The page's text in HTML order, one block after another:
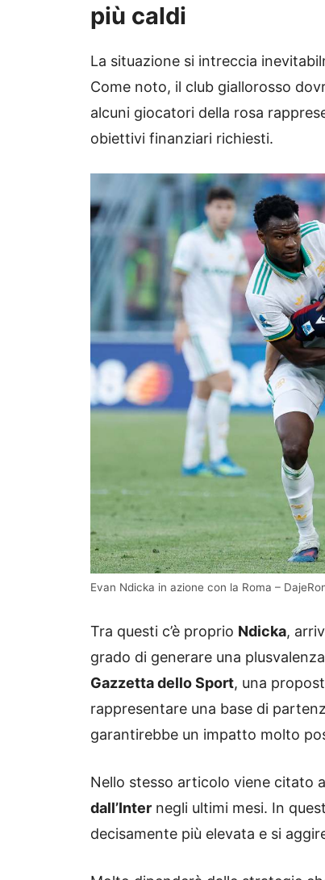
più caldi
La situazione si intreccia
Come noto, il club giallorosso
alcuni giocatori della rosa
obiettivi finanziari richiesti.
Evan Ndicka in azione con la Roma –
Tra questi c’è proprio Ndicka,
grado di generare una
Gazzetta dello Sport, una
rappresentare una base di
garantirebbe un impatto molto
Nello stesso articolo viene citato
dall’Inter negli ultimi mesi. In
decisamente più elevata e si